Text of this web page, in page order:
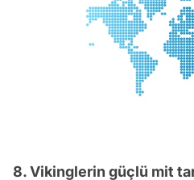
8. Vikinglerin güçlü mit